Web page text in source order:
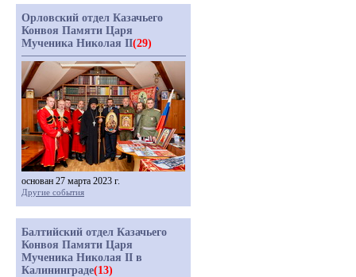
Орловский отдел Казачьего
Конвоя Памяти Царя
Мученика Николая II(29)
основан 27 марта 2023 г.
Другие события
Балтийский отдел Казачьего
Конвоя Памяти Царя
Мученика Николая II в
Калининграде(13)